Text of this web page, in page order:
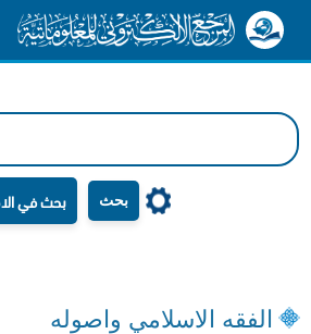
بحث
الفقه الاسلامي واصوله